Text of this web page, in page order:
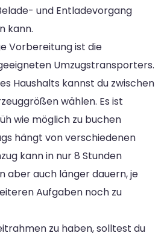
und Entladevorgang
kann.
Vorbereitung ist die
Umzugstransporters.
Haushalts kannst du zwischen
wählen. Es ist
wie möglich zu buchen
hängt von verschiedenen
kann in nur 8 Stunden
aber auch länger dauern, je
Aufgaben noch zu
zu haben, solltest du